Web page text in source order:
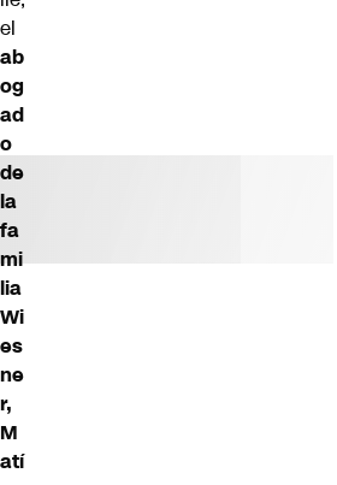
el
ab
og
ad
o
de
la
fa
mi
lia
Wi
es
ne
r,
M
atí